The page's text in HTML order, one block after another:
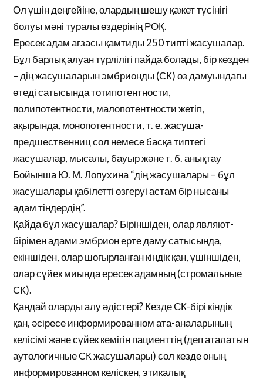
Ол үшін деңгейіне, олардың шешу қажет түсінігі
болуы мәні туралы өздерінің РОҚ.
Ересек адам ағзасы қамтиды 250 типті жасушалар.
Бұл барлық алуан түрлілігі пайда болады, бір көзден
– дің жасушаларын эмбрионды (СК) өз дамуындағы
өтеді сатысында тотипотентности,
полипотентности, малопотентности жетіп,
ақырында, монопотентности, т. е. жасуша-
предшественниц сол немесе басқа типтегі
жасушалар, мысалы, бауыр және т. б. анықтау
Бойынша Ю. М. Лопухина “дің жасушалары – бұл
жасушалары қабілетті өзгеруі астам бір нысаны
адам тіндердің”.
Қайда бұл жасушалар? Біріншіден, олар являют-
бірімен адами эмбрион ерте даму сатысында,
екіншіден, олар шоғырланған кіндік қан, үшіншіден,
олар сүйек миында ересек адамның (стромальные
СК).
Қандай оларды алу әдістері? Кезде СК-бірі кіндік
қан, әсіресе информированном ата-аналарының
келісімі және сүйек кемігін пациенттің (деп аталатын
аутологичные СК жасушалары) сол кезде оның
информированном келіскен, этикалық